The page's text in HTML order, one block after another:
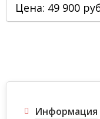
Цена: 49 900
Информация